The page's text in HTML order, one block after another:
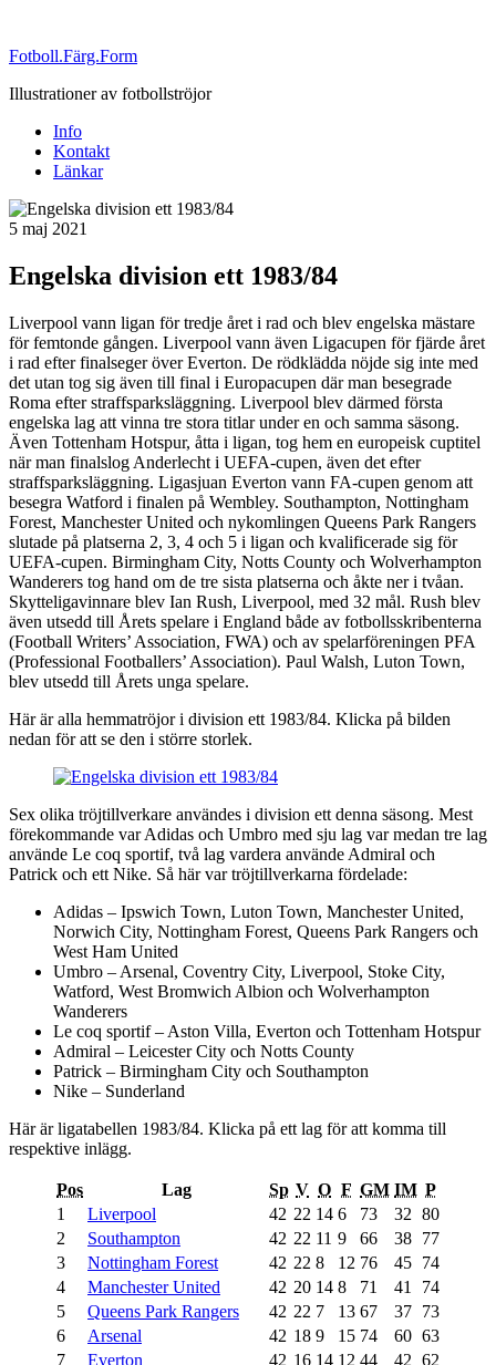
Fotboll.Färg.Form
Illustrationer av fotbollströjor
Info
Kontakt
Länkar
Publicerat
5 maj 2021
Engelska division ett 1983/84
Liverpool vann ligan för tredje året i rad och blev engelska mästare
för femtonde gången. Liverpool vann även Ligacupen för fjärde året
i rad efter finalseger över Everton. De rödklädda nöjde sig inte med
det utan tog sig även till final i Europacupen där man besegrade
Roma efter straffsparksläggning. Liverpool blev därmed första
engelska lag att vinna tre stora titlar under en och samma säsong.
Även Tottenham Hotspur, åtta i ligan, tog hem en europeisk cuptitel
när man finalslog Anderlecht i UEFA-cupen, även det efter
straffsparksläggning. Ligasjuan Everton vann FA-cupen genom att
besegra Watford i finalen på Wembley. Southampton, Nottingham
Forest, Manchester United och nykomlingen Queens Park Rangers
slutade på platserna 2, 3, 4 och 5 i ligan och kvalificerade sig för
UEFA-cupen. Birmingham City, Notts County och Wolverhampton
Wanderers tog hand om de tre sista platserna och åkte ner i tvåan.
Skytteligavinnare blev Ian Rush, Liverpool, med 32 mål. Rush blev
även utsedd till Årets spelare i England både av fotbollsskribenterna
(Football Writers’ Association, FWA) och av spelarföreningen PFA
(Professional Footballers’ Association). Paul Walsh, Luton Town,
blev utsedd till Årets unga spelare.
Här är alla hemmatröjor i division ett 1983/84. Klicka på bilden
nedan för att se den i större storlek.
Sex olika tröjtillverkare användes i division ett denna säsong. Mest
förekommande var Adidas och Umbro med sju lag var medan tre lag
använde Le coq sportif, två lag vardera använde Admiral och
Patrick och ett Nike. Så här var tröjtillverkarna fördelade:
Adidas – Ipswich Town, Luton Town, Manchester United,
Norwich City, Nottingham Forest, Queens Park Rangers och
West Ham United
Umbro – Arsenal, Coventry City, Liverpool, Stoke City,
Watford, West Bromwich Albion och Wolverhampton
Wanderers
Le coq sportif – Aston Villa, Everton och Tottenham Hotspur
Admiral – Leicester City och Notts County
Patrick – Birmingham City och Southampton
Nike – Sunderland
Här är ligatabellen 1983/84. Klicka på ett lag för att komma till
respektive inlägg.
Pos Lag Sp V O F GM IM P
1
Liverpool 42 22 14 6 73 32 80
2
Southampton 42 22 11 9 66 38 77
3
Nottingham Forest 42 22 8 12 76 45 74
4
Manchester United 42 20 14 8 71 41
74
5
Queens Park Rangers 42 22 7 13 67 37 73
6
Arsenal 42 18 9 15 74 60 63
7
Everton 42 16 14 12 44 42 62